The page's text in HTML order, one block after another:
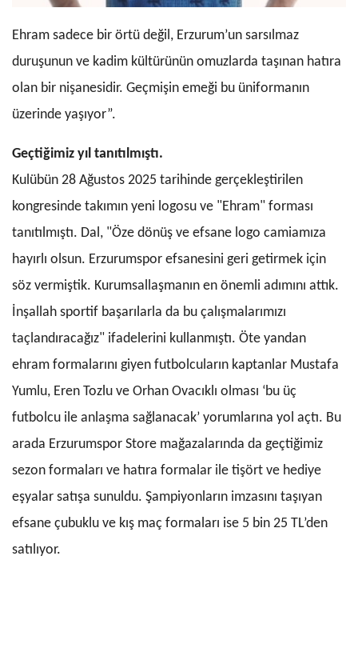
Ehram sadece bir örtü değil, Erzurum’un sarsılmaz
duruşunun ve kadim kültürünün omuzlarda taşınan hatıra
olan bir nişanesidir. Geçmişin emeği bu üniformanın
üzerinde yaşıyor”.
Geçtiğimiz yıl tanıtılmıştı.
Kulübün 28 Ağustos 2025 tarihinde gerçekleştirilen
kongresinde takımın yeni logosu ve "Ehram" forması
tanıtılmıştı. Dal, "Öze dönüş ve efsane logo camiamıza
hayırlı olsun. Erzurumspor efsanesini geri getirmek için
söz vermiştik. Kurumsallaşmanın en önemli adımını attık.
İnşallah sportif başarılarla da bu çalışmalarımızı
taçlandıracağız" ifadelerini kullanmıştı. Öte yandan
ehram formalarını giyen futbolcuların kaptanlar Mustafa
Yumlu, Eren Tozlu ve Orhan Ovacıklı olması ‘bu üç
futbolcu ile anlaşma sağlanacak’ yorumlarına yol açtı. Bu
arada Erzurumspor Store mağazalarında da geçtiğimiz
sezon formaları ve hatıra formalar ile tişört ve hediye
eşyalar satışa sunuldu. Şampiyonların imzasını taşıyan
efsane çubuklu ve kış maç formaları ise 5 bin 25 TL’den
satılıyor.